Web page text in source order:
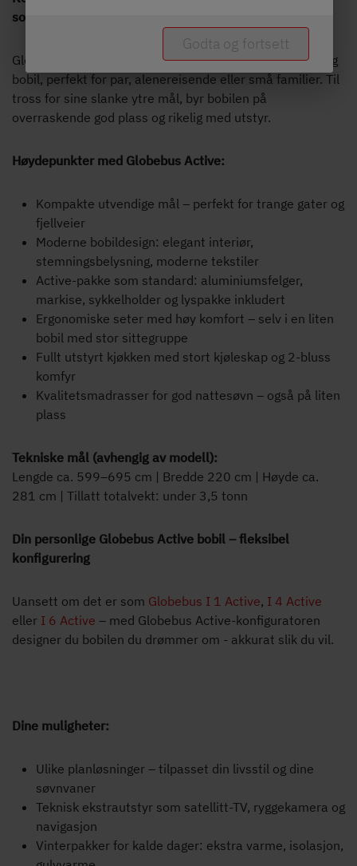
som en van
Globebus Active imponerer som velutstyrt og prisgunstig
bobil, perfekt for par, alenereisende eller små familier. Til
tross for sine slanke ytre mål, byr bobilen på
overraskende god plass og rikelig med utstyr.
Høydepunkter med Globebus Active:
Kompakte utvendige mål – perfekt for trange gater og
fjellveier
Moderne bobildesign: elegant interiør,
stemningsbelysning, moderne tekstiler
Active-pakke som standard: aluminiumsfelger,
markise, sykkelholder og lyspakke inkludert
Ergonomiske seter med høy komfort – selv i en liten
bobil med stor sittegruppe
Fullt utstyrt kjøkken med stort kjøleskap og 2-bluss
komfyr
Kvalitetsmadrasser for god nattesøvn – også på liten
plass
Tekniske mål (avhengig av modell):
Lengde ca. 599–695 cm | Bredde 220 cm | Høyde ca.
281 cm | Tillatt totalvekt: under 3,5 tonn
Din personlige Globebus Active bobil – fleksibel
konfigurering
Uansett om det er som Globebus I 1 Active, I 4 Active
eller I 6 Active – med Globebus Active-konfiguratoren
designer du bobilen du drømmer om - akkurat slik du vil.
Dine muligheter:
Ulike planløsninger – tilpasset din livsstil og dine
søvnvaner
Teknisk ekstrautstyr som satellitt-TV, ryggekamera og
navigasjon
Vinterpakker for kalde dager: ekstra varme, isolasjon,
Godta og fortsett